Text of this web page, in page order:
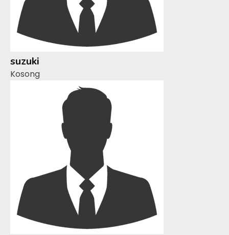
suzuki
Kosong